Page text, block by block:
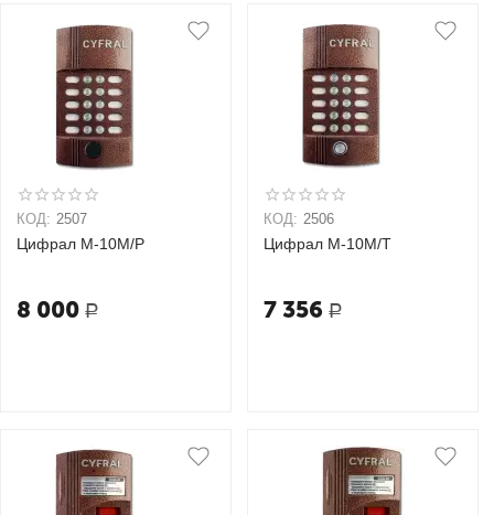
КОД: 2507
Цифрал M-10M/P
8 000 Р
КОД: 2506
Цифрал M-10M/T
7 356 Р